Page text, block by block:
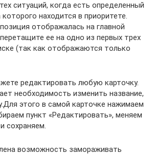
ситуаций, когда есть определенный
находится в приоритете.
отображалась на главной
ее на одно из первых трех
(так как отображаются только
редактировать любую карточку.
необходимость изменить название,
этого в самой карточке нажимаем
пункт «Редактировать», меняем
сохраняем.
возможность замораживать